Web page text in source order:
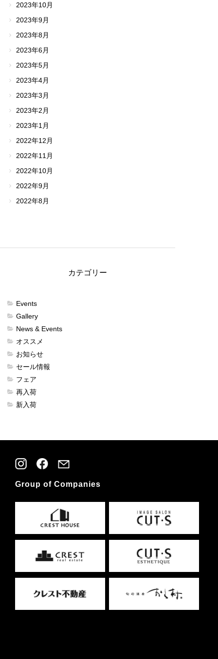
2023年10月
2023年9月
2023年8月
2023年6月
2023年5月
2023年4月
2023年3月
2023年2月
2023年1月
2022年12月
2022年11月
2022年10月
2022年9月
2022年8月
カテゴリー
Events
Gallery
News & Events
オススメ
お知らせ
セール情報
フェア
再入荷
新入荷
Group of Companies